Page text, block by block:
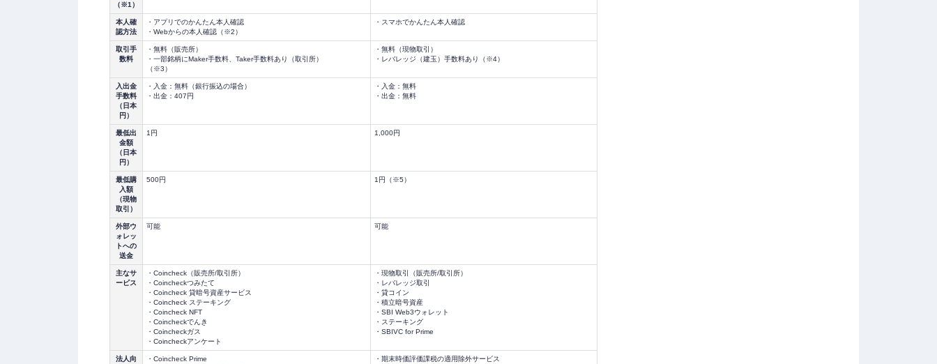
（※1）
本人確
認方法
・アプリでのかんたん本人確認
・Webからの本人確認（※2）
・スマホでかんたん本人確認
取引手
数料
・無料（販売所）
・一部銘柄にMaker手数料、Taker手数料あり（取引所）
（※3）
・無料（現物取引）
・レバレッジ（建玉）手数料あり（※4）
入出金
手数料
（日本
円）
・入金：無料（銀行振込の場合）
・出金：407円
・入金：無料
・出金：無料
最低出
金額
（日本
円）
1円 1,000円
最低購
入額
（現物
取引）
500円 1円（※5）
外部ウ
ォレッ
トへの
送金
可能 可能
主なサ
ービス
・Coincheck（販売所/取引所）
・Coincheckつみたて
・Coincheck 貸暗号資産サービス
・Coincheck ステーキング
・Coincheck NFT
・Coincheckでんき
・Coincheckガス
・Coincheckアンケート
・現物取引（販売所/取引所）
・レバレッジ取引
・貸コイン
・積立暗号資産
・SBI Web3ウォレット
・ステーキング
・SBIVC for Prime
法人向
・Coincheck Prime
・期末時価評価課税の適用除外サービス